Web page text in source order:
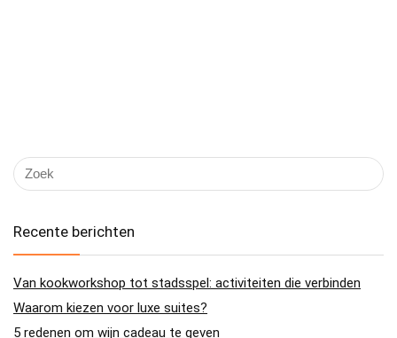
Recente berichten
Van kookworkshop tot stadsspel: activiteiten die verbinden
Waarom kiezen voor luxe suites?
5 redenen om wijn cadeau te geven